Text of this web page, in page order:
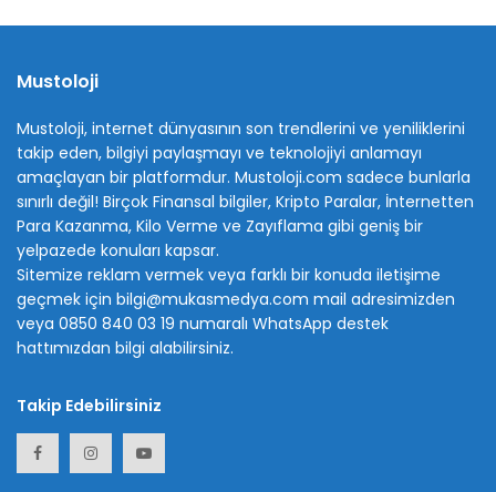
Mustoloji
Mustoloji, internet dünyasının son trendlerini ve yeniliklerini
takip eden, bilgiyi paylaşmayı ve teknolojiyi anlamayı
amaçlayan bir platformdur. Mustoloji.com sadece bunlarla
sınırlı değil! Birçok Finansal bilgiler, Kripto Paralar, İnternetten
Para Kazanma, Kilo Verme ve Zayıflama gibi geniş bir
yelpazede konuları kapsar.
Sitemize reklam vermek veya farklı bir konuda iletişime
geçmek için bilgi@mukasmedya.com mail adresimizden
veya 0850 840 03 19 numaralı WhatsApp destek
hattımızdan bilgi alabilirsiniz.
Takip Edebilirsiniz